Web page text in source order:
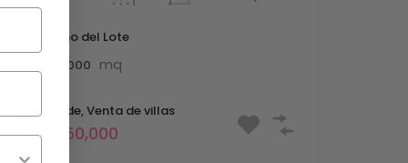
Tamaño del Lote
1000 mq
Se vende, Venta de villas
€3,250,000